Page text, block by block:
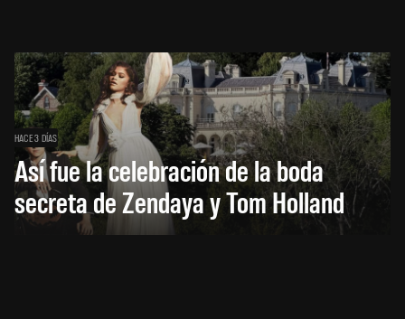
HACE 3 DÍAS
Así fue la celebración de la boda
secreta de Zendaya y Tom Holland